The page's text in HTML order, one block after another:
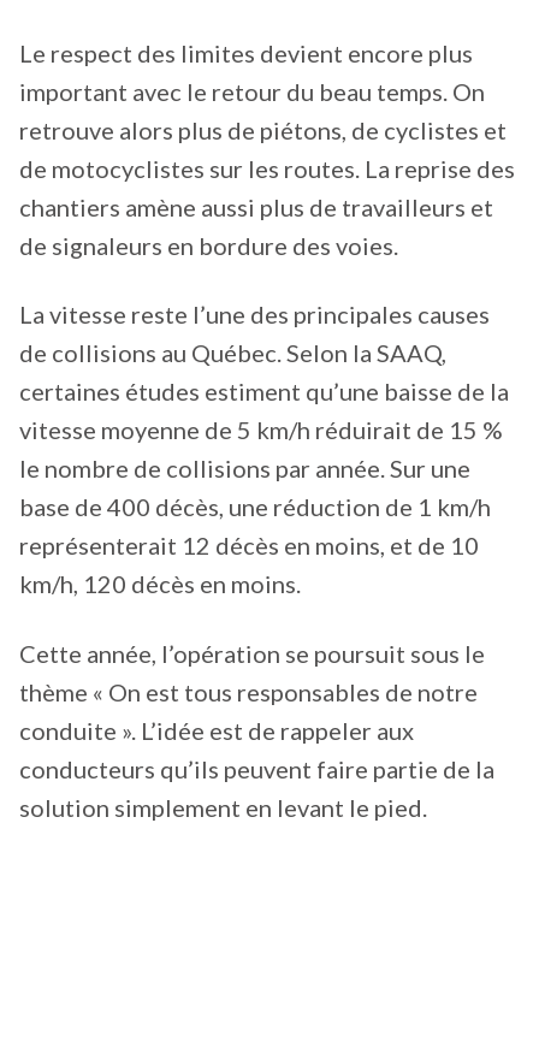
Le respect des limites devient encore plus
important avec le retour du beau temps. On
retrouve alors plus de piétons, de cyclistes et
de motocyclistes sur les routes. La reprise des
chantiers amène aussi plus de travailleurs et
de signaleurs en bordure des voies.
La vitesse reste l’une des principales causes
de collisions au Québec. Selon la SAAQ,
certaines études estiment qu’une baisse de la
vitesse moyenne de 5 km/h réduirait de 15 %
le nombre de collisions par année. Sur une
base de 400 décès, une réduction de 1 km/h
représenterait 12 décès en moins, et de 10
km/h, 120 décès en moins.
Cette année, l’opération se poursuit sous le
thème « On est tous responsables de notre
conduite ». L’idée est de rappeler aux
conducteurs qu’ils peuvent faire partie de la
solution simplement en levant le pied.